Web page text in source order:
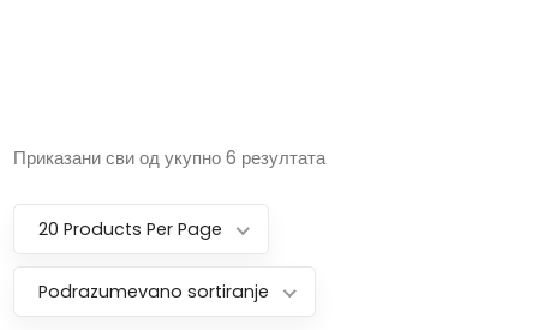
Приказани сви од укупно 6 резултата
20 Products Per Page
Podrazumevano sortiranje